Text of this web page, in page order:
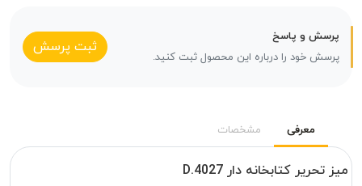
پرسش و پاسخ
پرسش خود را درباره این محصول ثبت کنید.
ثبت پرسش
معرفی مشخصات
میز تحریر کتابخانه دار D.4027